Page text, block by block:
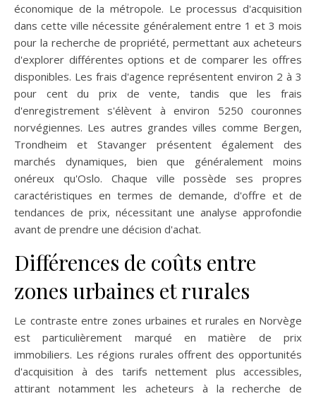
économique de la métropole. Le processus d'acquisition
dans cette ville nécessite généralement entre 1 et 3 mois
pour la recherche de propriété, permettant aux acheteurs
d'explorer différentes options et de comparer les offres
disponibles. Les frais d'agence représentent environ 2 à 3
pour cent du prix de vente, tandis que les frais
d'enregistrement s'élèvent à environ 5250 couronnes
norvégiennes. Les autres grandes villes comme Bergen,
Trondheim et Stavanger présentent également des
marchés dynamiques, bien que généralement moins
onéreux qu'Oslo. Chaque ville possède ses propres
caractéristiques en termes de demande, d'offre et de
tendances de prix, nécessitant une analyse approfondie
avant de prendre une décision d'achat.
Différences de coûts entre
zones urbaines et rurales
Le contraste entre zones urbaines et rurales en Norvège
est particulièrement marqué en matière de prix
immobiliers. Les régions rurales offrent des opportunités
d'acquisition à des tarifs nettement plus accessibles,
attirant notamment les acheteurs à la recherche de